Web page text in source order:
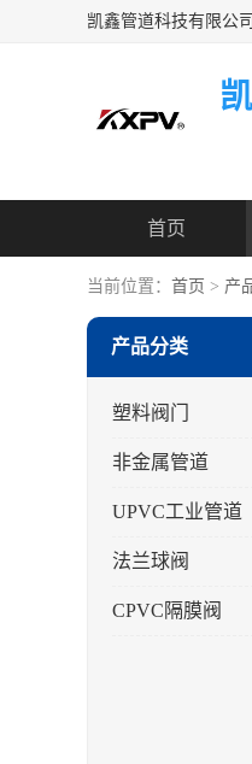
首页
当前位置： 首页 > 产
产品分类
塑料阀门
非金属管道
UPVC工业管道
法兰球阀
CPVC隔膜阀